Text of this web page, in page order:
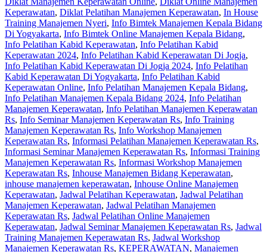
Keperawatan, Diklat Pelatihan Manajemen Keperawatan, In House
Training Manajemen Nyeri, Info Bimtek Manajemen Kepala Bidang
Di Yogyakarta, Info Bimtek Online Manajemen Kepala Bidang,
Info Pelatihan Kabid Keperawatan, Info Pelatihan Kabid
Keperawatan 2024, Info Pelatihan Kabid Keperawatan Di Jogja,
Info Pelatihan Kabid Keperawatan Di Jogja 2024, Info Pelatihan
Kabid Keperawatan Di Yogyakarta, Info Pelatihan Kabid
Keperawatan Online, Info Pelatihan Manajemen Kepala Bidang,
Info Pelatihan Manajemen Kepala Bidang 2024, Info Pelatihan
Manajemen Keperawatan, Info Pelatihan Manajemen Keperawatan
Rs, Info Seminar Manajemen Keperawatan Rs, Info Training
Manajemen Keperawatan Rs, Info Workshop Manajemen
Keperawatan Rs, Informasi Pelatihan Manajemen Keperawatan Rs,
Informasi Seminar Manajemen Keperawatan Rs, Informasi Training
Manajemen Keperawatan Rs, Informasi Workshop Manajemen
Keperawatan Rs, Inhouse Manajemen Bidang Keperawatan,
inhouse manajemen keperawatan, Inhouse Online Manajemen
Keperawatan, Jadwal Pelatihan Keperawatan, Jadwal Pelatihan
Manajemen Keperawatan, Jadwal Pelatihan Manajemen
Keperawatan Rs, Jadwal Pelatihan Online Manajemen
Keperawatan, Jadwal Seminar Manajemen Keperawatan Rs, Jadwal
Training Manajemen Keperawatan Rs, Jadwal Workshop
Manajemen Keperawatan Rs, KEPERAWATAN, Manajemen